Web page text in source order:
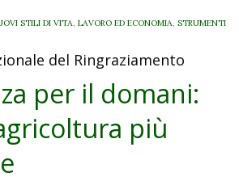
STILI DI VITA, LAVORO ED ECONOMIA, STRUMENTI
del Ringraziamento
per il domani:
più